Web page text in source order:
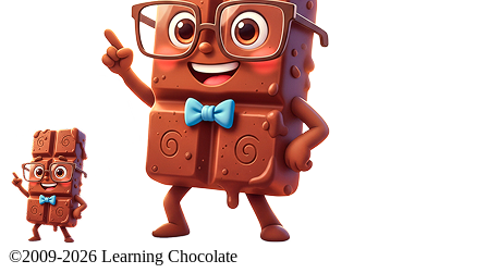
©2009-2026 Learning Chocolate